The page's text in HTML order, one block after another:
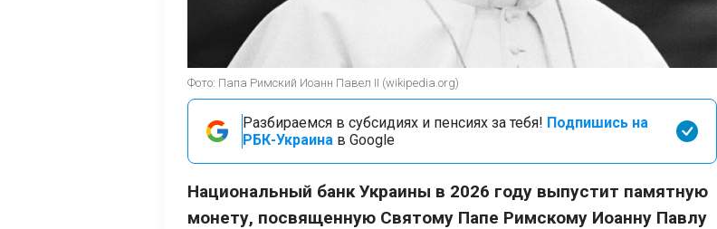
Фото: Папа Римский Иоанн Павел II (wikipedia.org)
Разбираемся в субсидиях и пенсиях за тебя! Подпишись на
РБК-Украина в Google
Национальный банк Украины в 2026 году выпустит памятную
монету, посвященную Святому Папе Римскому Иоанну Павлу